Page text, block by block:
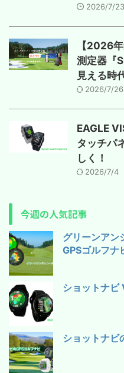
2026/7/23
【2026
測定器『
見える時
2026/7/26
EAGLE
タッチパ
しく！
2026/7/4
今週の人気記事
グリーンアン
GPSゴルフナ
ショットナビ
ショットナビ